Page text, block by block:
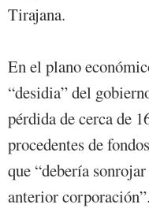
Tirajana.
En el plano
“desidia” del
pérdida de cerca de
procedentes de
que “debería
anterior